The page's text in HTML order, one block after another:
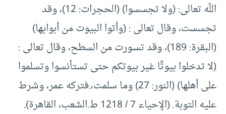
اللّه تعالى: (ولا تجسسوا) (الحجرات: 12)، وقد
تجسست، وقال تعالى : (وأتوا البيوت من أبوابها)
(البقرة: 189)، وقد تسـورت من السطح، وقال تعالى :
(لا تدخلوا بيوتًا غير بيوتكم حتى تستأنسوا وتسلموا
على أهلها) (النور: 27) وما سلمت،.فتركه عمر، وشرط
عليه التوبة. (الإحياء 7 / 1218 ط.الشعب، القاهرة).